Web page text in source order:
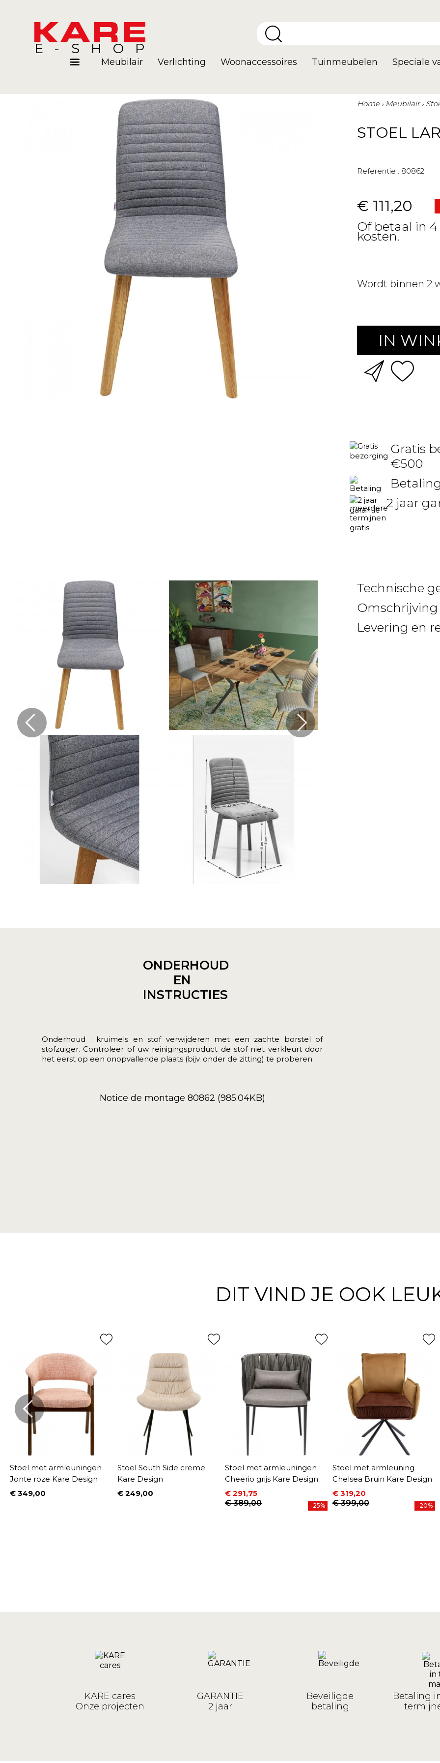
E-SHOP
Meubilair Verlichting Woonaccessoires Tuinmeubelen Speciale
Home Meubilair
STOEL
Referentie : 80862
€ 111,20
Of betaal in
kosten.
Wordt binnen 2
IN
Gratis
€500
2 jaar
Technische
Omschrijving
Levering en
ONDERHOUD
EN
INSTRUCTIES
Onderhoud : kruimels en stof verwijderen met een zachte borstel of
stofzuiger. Controleer of uw reinigingsproduct de stof niet verkleurt door
het eerst op een onopvallende plaats (bijv. onder de zitting) te proberen.
Notice de montage 80862 (985.04KB)
DIT VIND JE OOK
Stoel met armleuningen
Jonte roze Kare Design
Prijs
€ 349,00
Stoel South Side creme
Kare Design
Prijs
€ 249,00
Stoel met armleuningen
Cheerio grijs Kare Design
Prijs
€ 291,75
Normale prijs
€ 389,00 -25%
Stoel met armleuning
Chelsea Bruin Kare Design
Prijs
€ 319,20
Normale prijs
€ 399,00 -20%
KARE cares
Onze projecten
GARANTIE
2 jaar
Beveiligde
betaling
Betaling